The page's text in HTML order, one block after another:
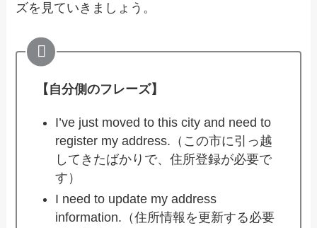
ズを見ていきましょう。
【自分側のフレーズ】
I’ve just moved to this city and need to
register my address.（この市に引っ越
してきたばかりで、住所登録が必要で
す）
I need to update my address
information.（住所情報を更新する必要